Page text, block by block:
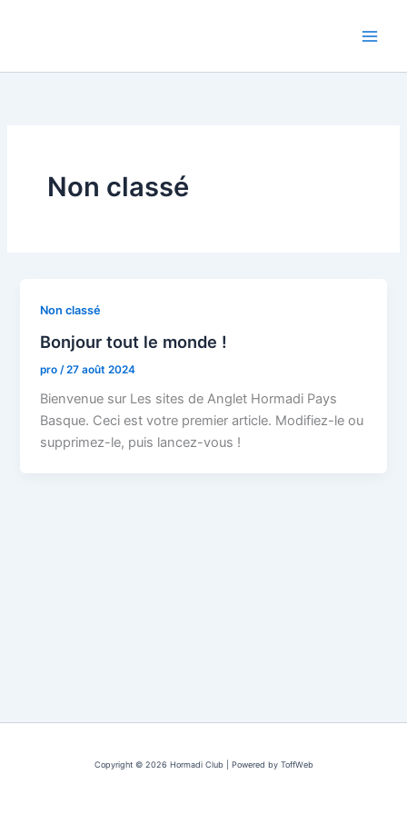
Non classé
Non classé
Bonjour tout le monde !
pro /27 août 2024
Bienvenue sur Les sites de Anglet Hormadi Pays
Basque. Ceci est votre premier article. Modifiez-le ou
supprimez-le, puis lancez-vous !
Copyright © 2026 Hormadi Club | Powered by ToffWeb